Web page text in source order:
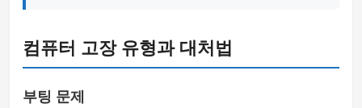
컴퓨터 고장 유형과 대처법
부팅 문제